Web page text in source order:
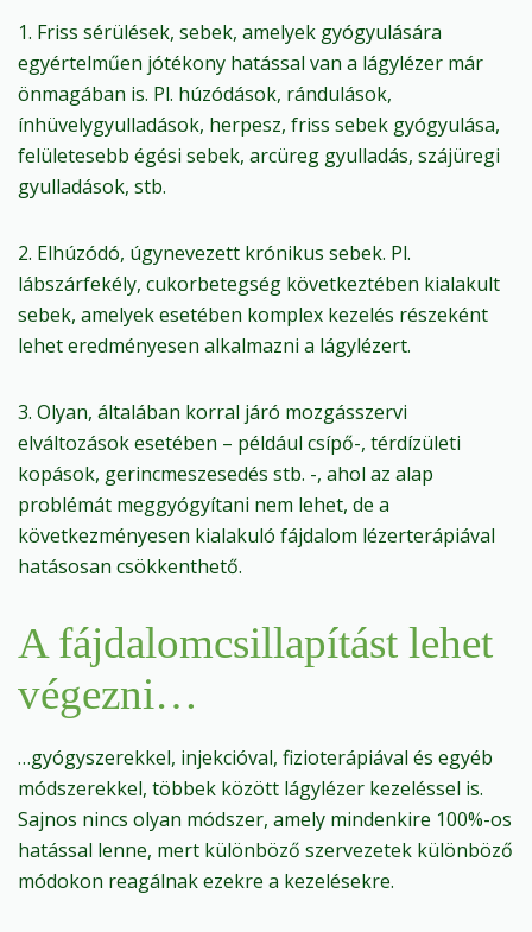
1. Friss sérülések, sebek, amelyek gyógyulására
egyértelműen jótékony hatással van a lágylézer már
önmagában is. Pl. húzódások, rándulások,
ínhüvelygyulladások, herpesz, friss sebek gyógyulása,
felületesebb égési sebek, arcüreg gyulladás, szájüregi
gyulladások, stb.
2. Elhúzódó, úgynevezett krónikus sebek. Pl.
lábszárfekély, cukorbetegség következtében kialakult
sebek, amelyek esetében komplex kezelés részeként
lehet eredményesen alkalmazni a lágylézert.
3. Olyan, általában korral járó mozgásszervi
elváltozások esetében – például csípő-, térdízületi
kopások, gerincmeszesedés stb. -, ahol az alap
problémát meggyógyítani nem lehet, de a
következményesen kialakuló fájdalom lézerterápiával
hatásosan csökkenthető.
A fájdalomcsillapítást lehet
végezni…
…gyógyszerekkel, injekcióval, fizioterápiával és egyéb
módszerekkel, többek között lágylézer kezeléssel is.
Sajnos nincs olyan módszer, amely mindenkire 100%-os
hatással lenne, mert különböző szervezetek különböző
módokon reagálnak ezekre a kezelésekre.